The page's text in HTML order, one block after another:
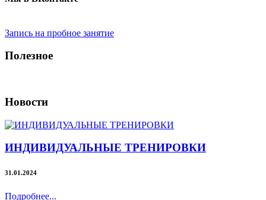
Запись на пробное занятие
Полезное
Новости
ИНДИВИДУАЛЬНЫЕ ТРЕНИРОВКИ
31.01.2024
Подробнее...